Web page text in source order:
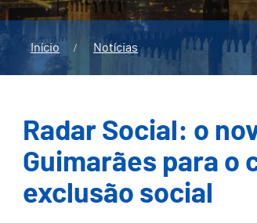
Início Notícias
Radar Social: o
Guimarães para o
exclusão social